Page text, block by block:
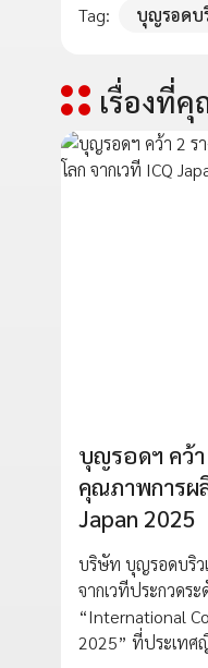
Tag: บุญรอดบ
เรื่องที่
บุญรอดฯ คว้า
คุณภาพการผ
Japan 2025
บริษัท บุญรอดบริว
จากเวทีประกวดร
“International
2025” ที่ประเท